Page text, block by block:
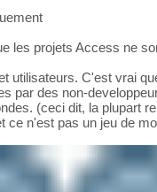
les projets Access ne
utilisateurs. C'est vrai
par des non-
(ceci dit, la plupart
ce n'est pas un jeu de